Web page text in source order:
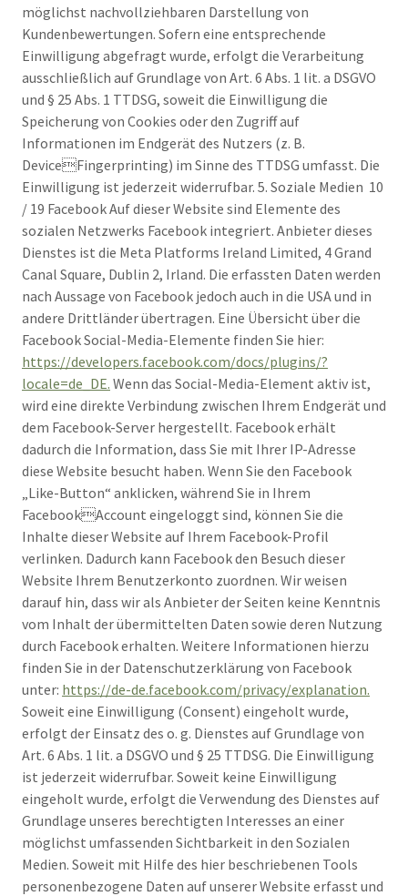
möglichst nachvollziehbaren Darstellung von
Kundenbewertungen. Sofern eine entsprechende
Einwilligung abgefragt wurde, erfolgt die Verarbeitung
ausschließlich auf Grundlage von Art. 6 Abs. 1 lit. a DSGVO
und § 25 Abs. 1 TTDSG, soweit die Einwilligung die
Speicherung von Cookies oder den Zugriff auf
Informationen im Endgerät des Nutzers (z. B.
DeviceFingerprinting) im Sinne des TTDSG umfasst. Die
Einwilligung ist jederzeit widerrufbar. 5. Soziale Medien 10
/ 19 Facebook Auf dieser Website sind Elemente des
sozialen Netzwerks Facebook integriert. Anbieter dieses
Dienstes ist die Meta Platforms Ireland Limited, 4 Grand
Canal Square, Dublin 2, Irland. Die erfassten Daten werden
nach Aussage von Facebook jedoch auch in die USA und in
andere Drittländer übertragen. Eine Übersicht über die
Facebook Social-Media-Elemente finden Sie hier:
https://developers.facebook.com/docs/plugins/?
locale=de_DE. Wenn das Social-Media-Element aktiv ist,
wird eine direkte Verbindung zwischen Ihrem Endgerät und
dem Facebook-Server hergestellt. Facebook erhält
dadurch die Information, dass Sie mit Ihrer IP-Adresse
diese Website besucht haben. Wenn Sie den Facebook
„Like-Button“ anklicken, während Sie in Ihrem
FacebookAccount eingeloggt sind, können Sie die
Inhalte dieser Website auf Ihrem Facebook-Profil
verlinken. Dadurch kann Facebook den Besuch dieser
Website Ihrem Benutzerkonto zuordnen. Wir weisen
darauf hin, dass wir als Anbieter der Seiten keine Kenntnis
vom Inhalt der übermittelten Daten sowie deren Nutzung
durch Facebook erhalten. Weitere Informationen hierzu
finden Sie in der Datenschutzerklärung von Facebook
unter: https://de-de.facebook.com/privacy/explanation.
Soweit eine Einwilligung (Consent) eingeholt wurde,
erfolgt der Einsatz des o. g. Dienstes auf Grundlage von
Art. 6 Abs. 1 lit. a DSGVO und § 25 TTDSG. Die Einwilligung
ist jederzeit widerrufbar. Soweit keine Einwilligung
eingeholt wurde, erfolgt die Verwendung des Dienstes auf
Grundlage unseres berechtigten Interesses an einer
möglichst umfassenden Sichtbarkeit in den Sozialen
Medien. Soweit mit Hilfe des hier beschriebenen Tools
personenbezogene Daten auf unserer Website erfasst und